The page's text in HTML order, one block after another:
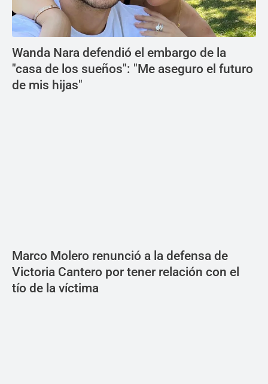
Wanda Nara defendió el embargo de la
"casa de los sueños": "Me aseguro el futuro
de mis hijas"
Marco Molero renunció a la defensa de
Victoria Cantero por tener relación con el
tío de la víctima